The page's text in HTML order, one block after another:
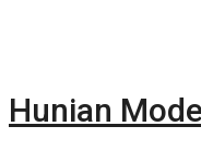
Hunian